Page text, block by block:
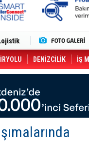
İlk
DENİZCİLİK İŞ